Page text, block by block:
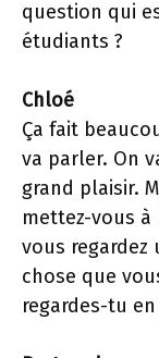
question qui
étudiants ?
Chloé
Ça fait
va parler. On
grand plaisir.
mettez-vous à
vous regardez
chose que
regardes-tu